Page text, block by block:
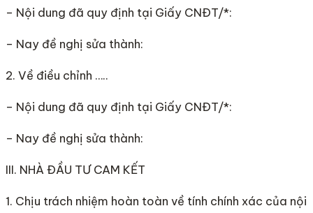
– Nội dung đã quy định tại Giấy CNĐT/*:
– Nay đề nghị sửa thành:
2. Về điều chỉnh …..
– Nội dung đã quy định tại Giấy CNĐT/*:
– Nay đề nghị sửa thành:
III. NHÀ ĐẦU TƯ CAM KẾT
1. Chịu trách nhiệm hoàn toàn về tính chính xác của nội